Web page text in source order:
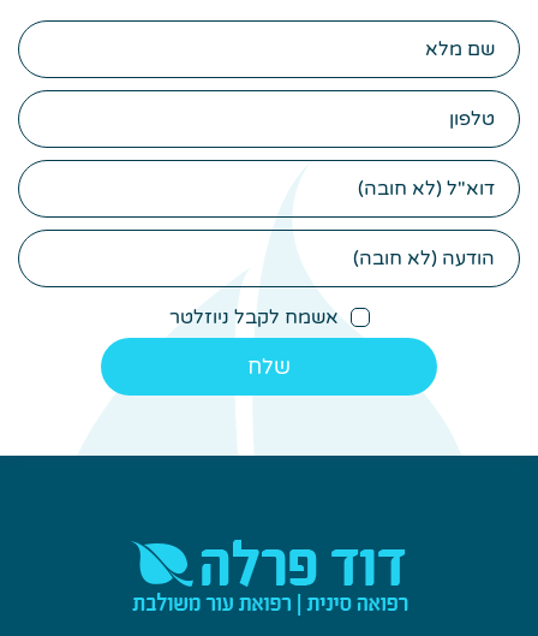
תל אביב
רחוב: ברודצקי 43 – קומה 5,
מדיניות הפרטיות